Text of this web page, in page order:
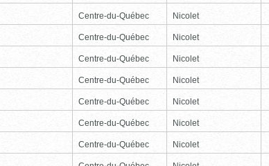
Centre-du-Québec Nicolet
Centre-du-Québec Nicolet
Centre-du-Québec Nicolet
Centre-du-Québec Nicolet
Centre-du-Québec Nicolet
Centre-du-Québec Nicolet
Centre-du-Québec Nicolet